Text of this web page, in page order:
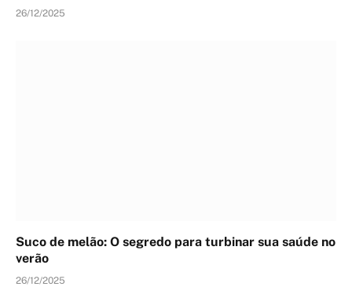
26/12/2025
Suco de melão: O segredo para turbinar sua saúde no
verão
26/12/2025